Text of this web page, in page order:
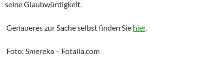
seine Glaubwürdigkeit.
Genaueres zur Sache selbst finden Sie hier.
Foto: Smereka – Fotalia.com